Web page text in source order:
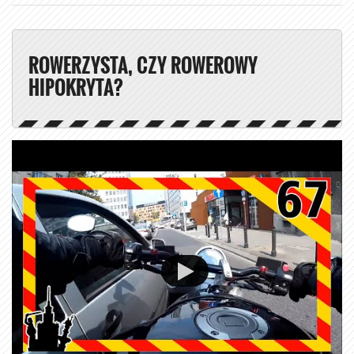
ROWERZYSTA, CZY ROWEROWY
HIPOKRYTA?